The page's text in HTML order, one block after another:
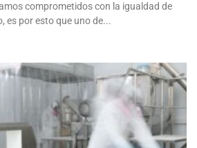
comprometidos con la igualdad de
es por esto que uno de...